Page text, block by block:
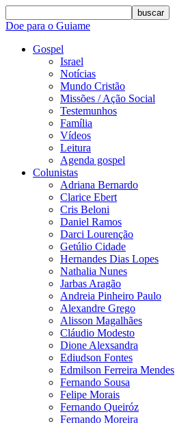
buscar
Doe para o Guiame
Gospel
Israel
Notícias
Mundo Cristão
Missões / Ação Social
Testemunhos
Família
Vídeos
Leitura
Agenda gospel
Colunistas
Adriana Bernardo
Clarice Ebert
Cris Beloni
Daniel Ramos
Darci Lourenção
Getúlio Cidade
Hernandes Dias Lopes
Nathalia Nunes
Jarbas Aragão
Andreia Pinheiro Paulo
Alexandre Grego
Alisson Magalhães
Cláudio Modesto
Dione Alexsandra
Ediudson Fontes
Edmilson Ferreira Mendes
Fernando Sousa
Felipe Morais
Fernando Queiróz
Fernando Moreira